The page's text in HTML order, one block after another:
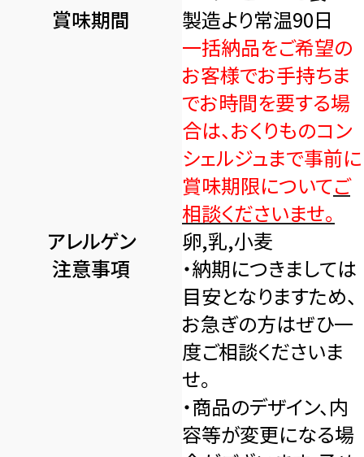
賞味期間
製造より常温90日
一括納品をご希望の
お客様でお手持ちま
でお時間を要する場
合は、おくりものコン
シェルジュまで事前に
賞味期限についてご
相談くださいませ。
アレルゲン
卵,乳,小麦
注意事項
・納期につきましては
目安となりますため、
お急ぎの方はぜひ一
度ご相談くださいま
せ。
・商品のデザイン、内
容等が変更になる場